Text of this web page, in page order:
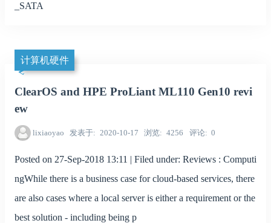
_SATA
计算机硬件
ClearOS and HPE ProLiant ML110 Gen10 revi
ew
lixiaoyao 发表于 2020-10-17 浏览 4256 评论 0
Posted on 27-Sep-2018 13:11 | Filed under: Reviews : Computi
ngWhile there is a business case for cloud-based services, there
are also cases where a local server is either a requirement or the
best solution - including being p